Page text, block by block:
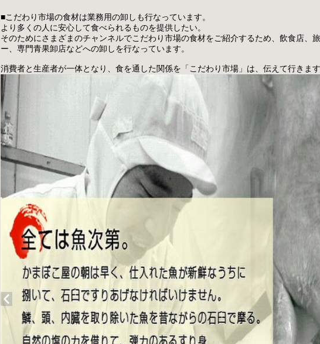
■こだわり市場の食材は業務用の卸しも行なっています。
より多くの人に安心して食べられるものを提供したい。
そのためにさまざまのチャンネルでこだわり市場の食材をご紹介するため、飲食店、
ー、専門青果卸店などへの卸しを行なっています。
消費者と生産者が一体となり、食を通した関係を「こだわり市場」は、伝えて行きます